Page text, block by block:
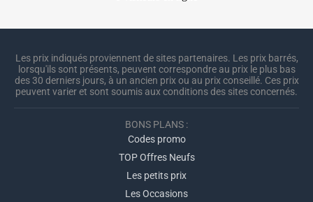
Les prix indiqués proviennent de sites partenaires. Les prix barrés,
lorsqu'ils sont présents, peuvent correspondre au prix le plus bas
des 30 derniers jours, à un ancien prix ou au prix conseillé. Ces prix
peuvent varier et sont soumis aux conditions des sites concernés.
BONS PLANS :
Codes promo
TOP Offres Neufs
Les petits prix
Les Occasions